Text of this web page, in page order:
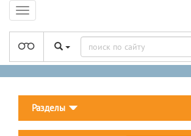
Разделы